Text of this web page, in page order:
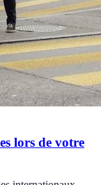
lors de votre